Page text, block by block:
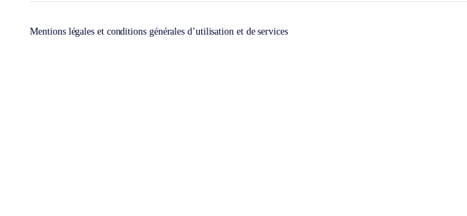
Mentions légales et conditions générales d’utilisation et de services